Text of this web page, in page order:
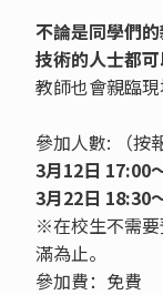
不論是同學們
技術的人士都可
教師也會親臨現
參加人數: （按
3月12日
3月22日 18:30
※在校生不需要
滿為止。
參加費：免費